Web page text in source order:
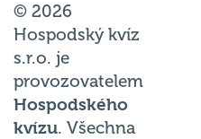
© 2026
Hospodský kvíz
s.r.o. je
provozovatelem
Hospodského
kvízu. Všechna